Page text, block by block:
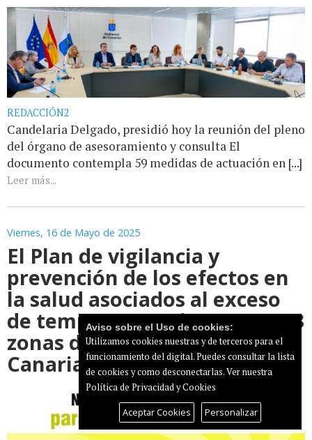
REDACCIÓN2
Candelaria Delgado, presidió hoy la reunión del pleno
del órgano de asesoramiento y consulta El
documento contempla 59 medidas de actuación en [...]
Leer más...
Viernes, 16 de Mayo de 2025
El Plan de vigilancia y
prevención de los efectos en
la salud asociados al exceso
de temperaturas incorpora 13
zonas de MeteoSalud en
Canarias
Aviso sobre el Uso de cookies:
Utilizamos cookies nuestras y de terceros para el
funcionamiento del digital. Puedes consultar la lista
de cookies y como desconectarlas.Ver nuestra
Política de Privacidad y Cookies
Aceptar Cookies Personalizar